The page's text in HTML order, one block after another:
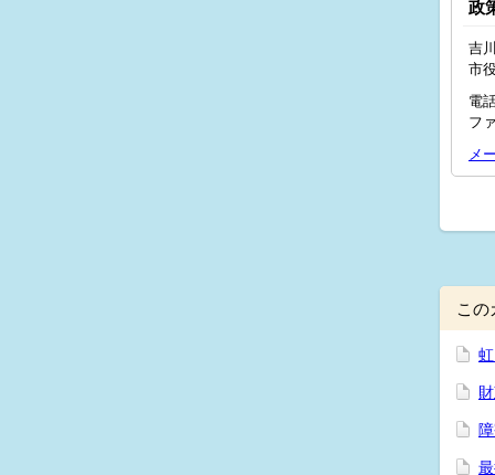
政
吉
市
電
フ
メ
この